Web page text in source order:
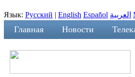
Язык: Русский | English Español العربية
Главная Новости